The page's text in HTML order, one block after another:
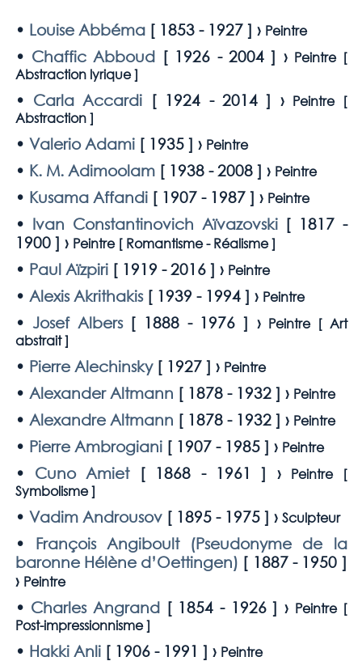
• Louise Abbéma[ 1853 - 1927] › Peintre
• Chaffic Abboud [ 1926 - 2004] › Peintre [
Abstraction lyrique]
• Carla Accardi [ 1924 - 2014] › Peintre [
Abstraction]
• Valerio Adami[ 1935 ] › Peintre
• K. M. Adimoolam[ 1938 - 2008] › Peintre
• Kusama Affandi[ 1907 - 1987] › Peintre
• Ivan Constantinovich Aïvazovski[ 1817 -
1900] › Peintre [ Romantisme - Réalisme]
• Paul Aïzpiri[ 1919 - 2016] › Peintre
• Alexis Akrithakis[ 1939 - 1994] › Peintre
•Josef Albers[ 1888 - 1976 ] › Peintre [ Art
abstrait]
• Pierre Alechinsky[ 1927] › Peintre
• Alexander Altmann [ 1878 - 1932] › Peintre
• Alexandre Altmann [ 1878 - 1932] › Peintre
• Pierre Ambrogiani[ 1907 - 1985] › Peintre
• Cuno Amiet[ 1868 - 1961 ] › Peintre [
Symbolisme]
• Vadim Androusov[ 1895 - 1975] › Sculpteur
• François Angiboult (Pseudonyme de la
baronne Hélène d’Oettingen) [ 1887 - 1950 ]
› Peintre
• Charles Angrand[ 1854 - 1926] › Peintre [
Post-impressionnisme]
• Hakki Anli[ 1906 - 1991 ] › Peintre